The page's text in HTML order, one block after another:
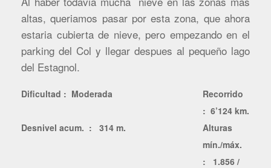
altas, queriamos pasar por esta zona, que ahora
estaria cubierta de nieve, pero empezando en el
parking del Col y llegar despues al pequeño lago
del Estagnol.
Dificultad : Moderada
Recorrido
: 6’124 km.
Desnivel acum. : 314 m.
Alturas
mín./máx.
: 1.856 /